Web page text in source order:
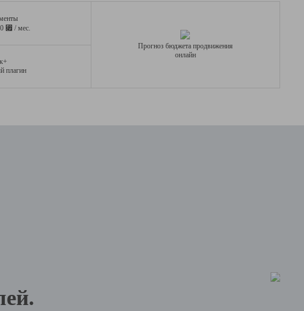
⃏ / мес.
плагин
Прогноз бюджета продвижения
онлайн